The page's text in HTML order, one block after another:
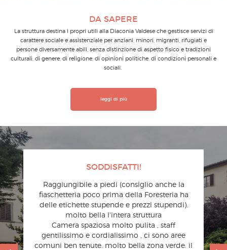
DA SAPERE
La struttura destina i propri utili alla Diaconia Valdese che gestisce servizi di
carattere sociale e assistenziale per anziani, minori, migranti, rifugiati e
persone diversamente abili, senza distinzione di aspetto fisico e tradizioni
culturali, di genere, di religione, di opinioni politiche, di condizioni personali e
sociali.
leggi di più
SODDISFATTI!
Raggiungibile a piedi (consiglio anche la
fiaschetteria poco prima della Foresteria ha
delle etichette stupende e prezzi stupendi).
molto bella l'intera struttura
Camera spaziosa molto pulita , staff
gentilissimo e cordialissimo , ci sono aree
comuni ben tenute. molto bella zona verde. il